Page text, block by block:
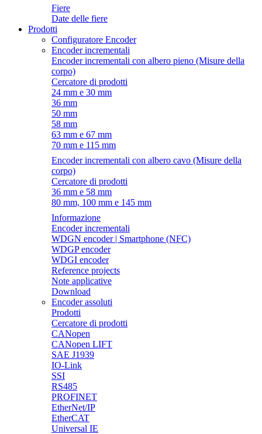
Fiere
Date delle fiere
Prodotti
Configuratore Encoder
Encoder incrementali
Encoder incrementali con albero pieno (Misure della
corpo)
Cercatore di prodotti
24 mm e 30 mm
36 mm
50 mm
58 mm
63 mm e 67 mm
70 mm e 115 mm
Encoder incrementali con albero cavo (Misure della
corpo)
Cercatore di prodotti
36 mm e 58 mm
80 mm, 100 mm e 145 mm
Informazione
Encoder incrementali
WDGN encoder | Smartphone (NFC)
WDGP encoder
WDGI encoder
Reference projects
Note applicative
Download
Encoder assoluti
Prodotti
Cercatore di prodotti
CANopen
CANopen LIFT
SAE J1939
IO-Link
SSI
RS485
PROFINET
EtherNet/IP
EtherCAT
Universal IE